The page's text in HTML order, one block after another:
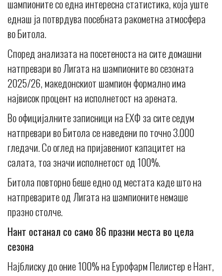
шампионите со една интересна статистика, која уште
еднаш ја потврдува посебната ракометна атмосфера
во Битола.
Според анализата на посетеноста на сите домашни
натпревари во Лигата на шампионите во сезоната
2025/26, македонскиот шампион формално има
највисок процент на исполнетост на арената.
Во официјалните записници на ЕХФ за сите седум
натпревари во Битола се наведени по точно 3.000
гледачи. Со оглед на пријавениот капацитет на
салата, тоа значи исполнетост од 100%.
Битола повторно беше едно од местата каде што на
натпреварите од Лигата на шампионите немаше
празно столче.
Нант останал со само 86 празни места во цела
сезона
Најблиску до oние 100% на Еурофарм Пелистер е Нант,